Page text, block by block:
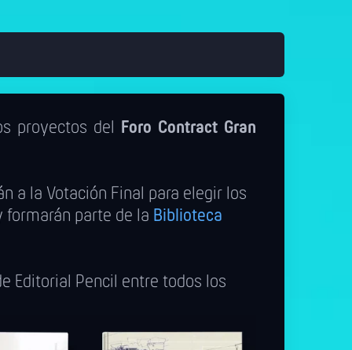
proyectos del
Foro Contract Gran
a la Votación Final para elegir los
formarán parte de la Biblioteca
Editorial Pencil entre todos los